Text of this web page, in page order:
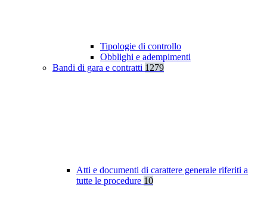
Tipologie di controllo
Obblighi e adempimenti
Bandi di gara e contratti 1279
Atti e documenti di carattere generale riferiti a
tutte le procedure 10